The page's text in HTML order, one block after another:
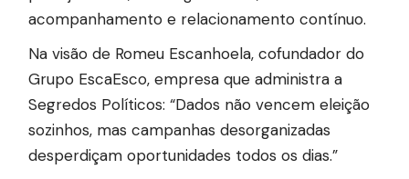
acompanhamento e relacionamento contínuo.
Na visão de Romeu Escanhoela, cofundador do
Grupo EscaEsco, empresa que administra a
Segredos Políticos: “Dados não vencem eleição
sozinhos, mas campanhas desorganizadas
desperdiçam oportunidades todos os dias.”